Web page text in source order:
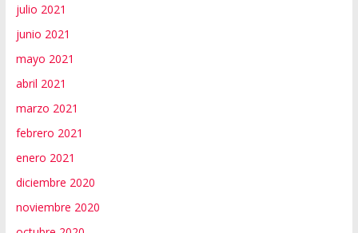
julio 2021
junio 2021
mayo 2021
abril 2021
marzo 2021
febrero 2021
enero 2021
diciembre 2020
noviembre 2020